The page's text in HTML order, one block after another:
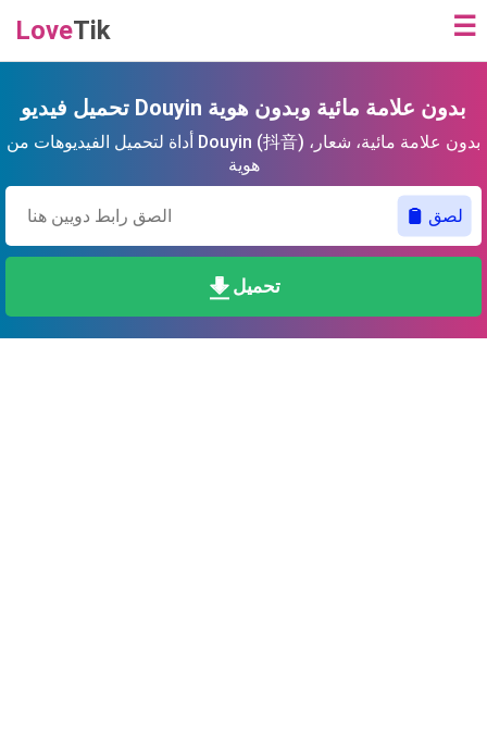
LoveTik ☰
تحميل فيديو Douyin بدون علامة مائية وبدون هوية
أداة لتحميل الفيديوهات من Douyin (抖音) بدون علامة مائية، شعار،
هوية
لصق
تحميل